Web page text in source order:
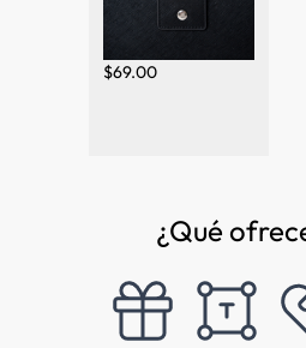
$69.00
¿Qué